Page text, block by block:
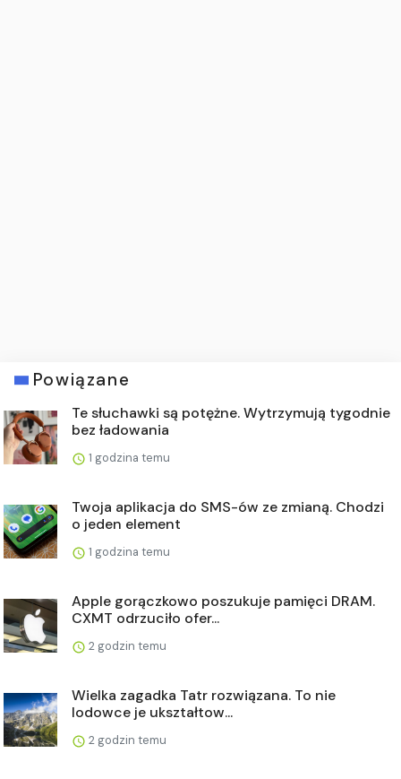
Powiązane
Te słuchawki są potężne. Wytrzymują tygodnie
bez ładowania
1 godzina temu
Twoja aplikacja do SMS-ów ze zmianą. Chodzi
o jeden element
1 godzina temu
Apple gorączkowo poszukuje pamięci DRAM.
CXMT odrzuciło ofer...
2 godzin temu
Wielka zagadka Tatr rozwiązana. To nie
lodowce je ukształtow...
2 godzin temu